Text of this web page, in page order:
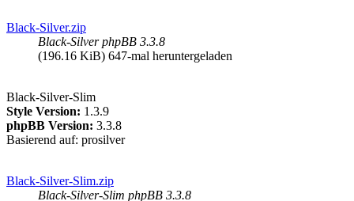
Black-Silver.zip
Black-Silver phpBB 3.3.8
(196.16 KiB) 647-mal heruntergeladen
Black-Silver-Slim
Style Version: 1.3.9
phpBB Version: 3.3.8
Basierend auf: prosilver
Black-Silver-Slim.zip
Black-Silver-Slim phpBB 3.3.8